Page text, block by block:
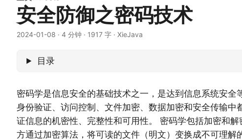
安全防御之密码技术
2024-01-08 · 4 分钟 · 1917 字 · XieJava
目录
密码学是信息安全的基础技术之一，是达到信息系统安全
身份验证、访问控制、文件加密、数据加密和安全传输中
证信息的机密性、完整性和可用性。 密码学包括加密和
方通过加密算法，将可读的文件（明文）变换成不可理解